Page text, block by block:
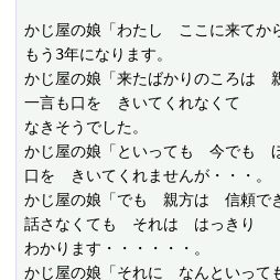
かじ屋の娘「わたし　ここに来てか
もう3年になります。
かじ屋の娘「来たばかりのころは　
一言も口を　きいてくれなくて
なきそうでした。
かじ屋の娘「といっても　今でも　
口を　きいてくれませんが・・・。
かじ屋の娘「でも　親方は　信頼で
話さなくても　それは　はっきり
わかります・・・・・・。
かじ屋の娘「それに　なんといって